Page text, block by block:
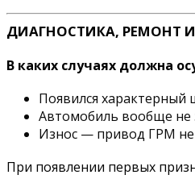
ДИАГНОСТИКА, РЕМОНТ
В каких случаях должна
Появился
Автомобиль вообще не
Износ — привод ГРМ не
При появлении первых